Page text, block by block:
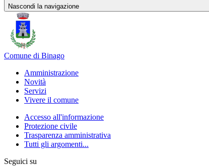
Nascondi la navigazione
Comune di Binago
Amministrazione
Novità
Servizi
Vivere il comune
Accesso all'informazione
Protezione civile
Trasparenza amministrativa
Tutti gli argomenti...
Seguici su